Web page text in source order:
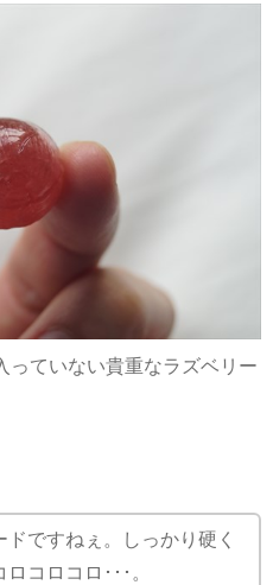
っていない貴重なラズベリー
ドですねぇ。しっかり硬く
コロコロ･･･。